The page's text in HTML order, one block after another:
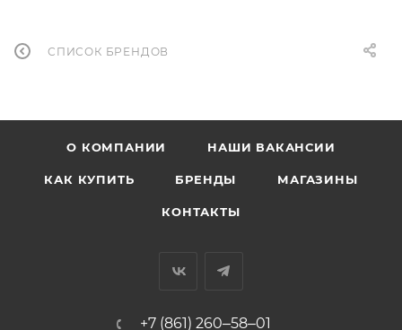
СПИСОК БРЕНДОВ
О КОМПАНИИ НАШИ ВАКАНСИИ
КАК КУПИТЬ БРЕНДЫ МАГАЗИНЫ
КОНТАКТЫ
+7 (861) 260‒58‒01